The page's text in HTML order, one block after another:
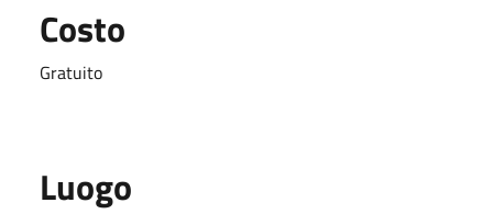
Costo
Gratuito
Luogo